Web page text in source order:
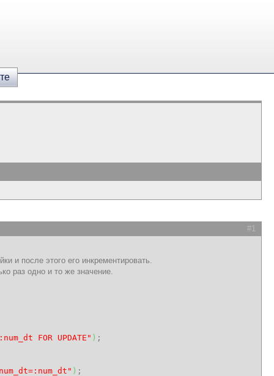
#1
и после этого его инкрементировать.
раз одно и то же значение.
FOR UPDATE" ) ;
) ;